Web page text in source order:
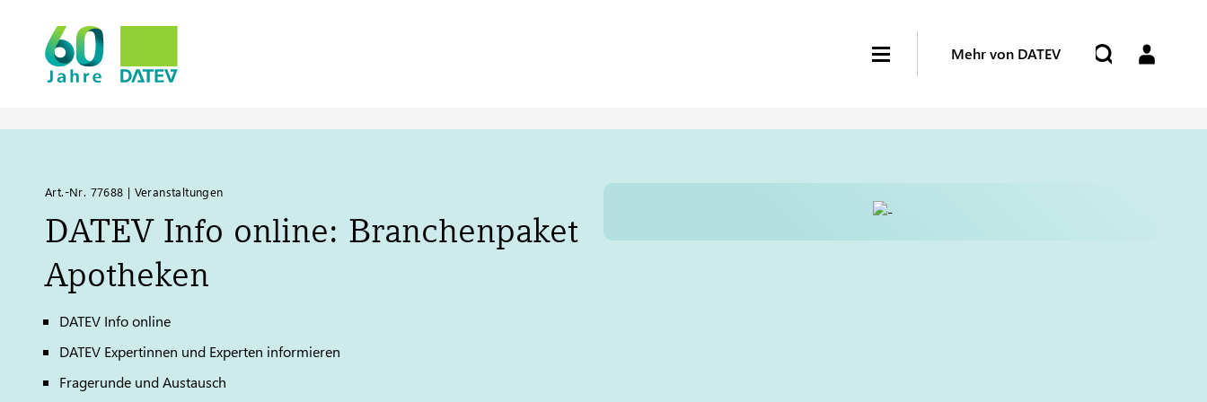
Mehr von DATEV
Art.-Nr. 77688 | Veranstaltungen
DATEVInfo online: Branchenpaket
Apotheken
DATEV Info online
DATEV Expertinnen und Experten informieren
Fragerunde und Austausch